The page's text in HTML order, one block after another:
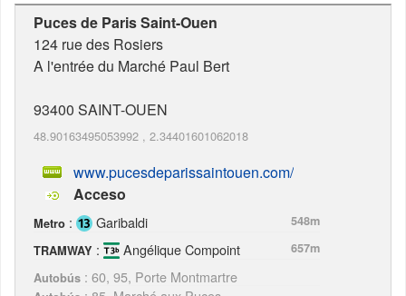
Puces de Paris Saint-Ouen
124 rue des Rosiers
A l'entrée du Marché Paul Bert
93400 SAINT-OUEN
48.90163495053992 , 2.34401601062018
www.pucesdeparissaintouen.com/
Acceso
Metro : Garibaldi
548m
TRAMWAY : Angélique Compoint
657m
Autobús : 60, 95, Porte Montmartre